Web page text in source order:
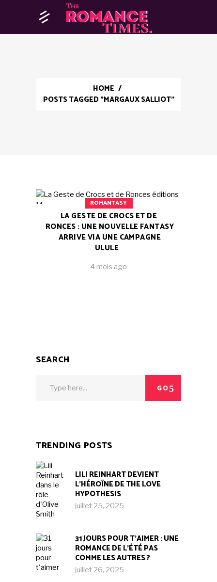
HOME /
POSTS TAGGED "MARGAUX SALLIOT"
ROMANTASY
LA GESTE DE CROCS ET DE
RONCES : UNE NOUVELLE FANTASY
ARRIVE VIA UNE CAMPAGNE
ULULE
4 mois ago
SEARCH
GO
TRENDING POSTS
LILI REINHART DEVIENT
L’HÉROÏNE DE THE LOVE
HYPOTHESIS
juillet 25, 2025
31 JOURS POUR T’AIMER : UNE
ROMANCE DE L’ÉTÉ PAS
COMME LES AUTRES ?
juillet 26, 2025